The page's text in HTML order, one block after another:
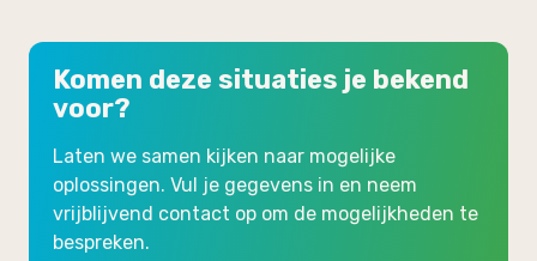
Komen deze situaties je bekend
voor?
Laten we samen kijken naar mogelijke
oplossingen. Vul je gegevens in en neem
vrijblijvend contact op om de mogelijkheden te
bespreken.